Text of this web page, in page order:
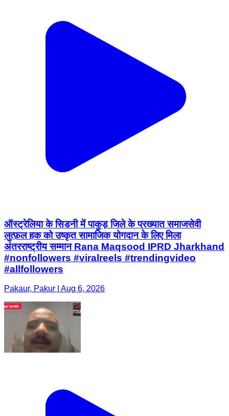
ऑस्ट्रेलिया के सिडनी में पाकुड़ जिले के प्रख्यात समाजसेवी
लुत्फ़ल हक को उष्कृत सामाजिक योगदान के लिए मिला
अंतरराष्ट्रीय सम्मान Rana Maqsood IPRD Jharkhand
#nonfollowers #viralreels #trendingvideo
#allfollowers
Pakaur, Pakur | Aug 6, 2026